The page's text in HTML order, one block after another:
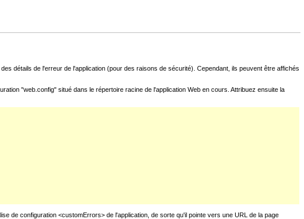
détails de l'erreur de l'application (pour des raisons de sécurité). Cependant, ils peuvent être affichés
"web.config" situé dans le répertoire racine de l'application Web en cours. Attribuez ensuite la
de configuration <customErrors> de l'application, de sorte qu'il pointe vers une URL de la page